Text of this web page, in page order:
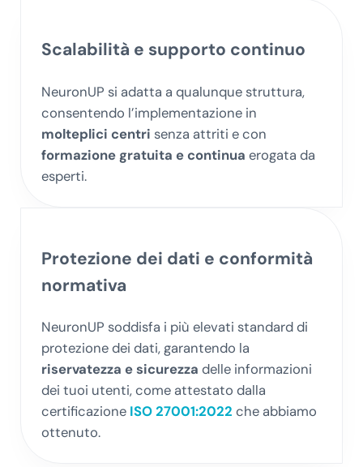
Scalabilità e supporto continuo
NeuronUP si adatta a qualunque struttura,
consentendo l’implementazione in
molteplici centri senza attriti e con
formazione gratuita e continua erogata da
esperti.
Protezione dei dati e conformità
normativa
NeuronUP soddisfa i più elevati standard di
protezione dei dati, garantendo la
riservatezza e sicurezza delle informazioni
dei tuoi utenti, come attestato dalla
certificazione ISO 27001:2022 che abbiamo
ottenuto.